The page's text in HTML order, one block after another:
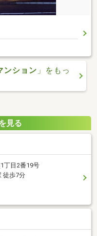
ンション 」をもっ
見る
丁目2番19号
徒歩7分